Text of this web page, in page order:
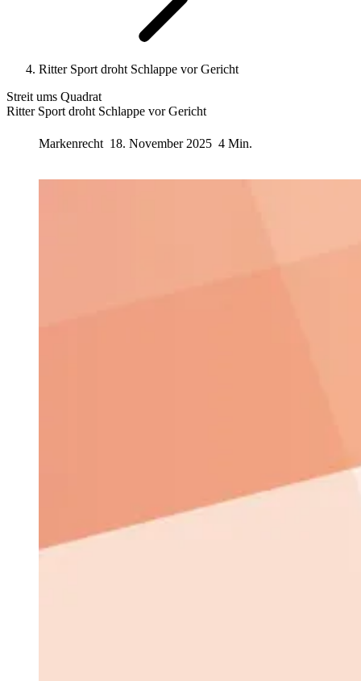
Ritter Sport droht Schlappe vor Gericht
Streit ums Quadrat
Ritter Sport droht Schlappe vor Gericht
Markenrecht 18. November 2025 4 Min.